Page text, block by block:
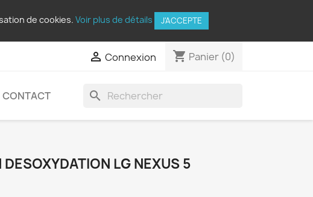
de cookies. Voir plus de détails J'ACCEPTE
 Connexion shopping_cart Panier (0)
CONTACT search
DESOXYDATION LG NEXUS 5